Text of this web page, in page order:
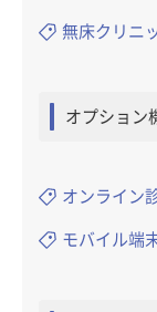
無床クリニ
オプション
オンライン
モバイル端